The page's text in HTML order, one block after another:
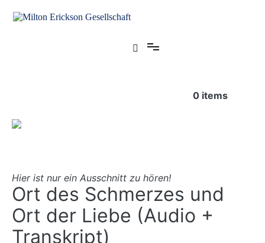
Inhalt
0 items
Hier ist nur ein Ausschnitt zu hören!
Ort des Schmerzes und
Ort der Liebe (Audio +
Transkript)